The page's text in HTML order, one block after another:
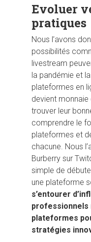
Evoluer
pratiques
Nous l’avons
possibilités
livestream
la pandémie et
plateformes en
devient
trouver leur
comprendre le
plateformes et
chacune. Nous
Burberry sur
simple de
une plateforme
s’entourer
professionnels
plateformes
stratégies